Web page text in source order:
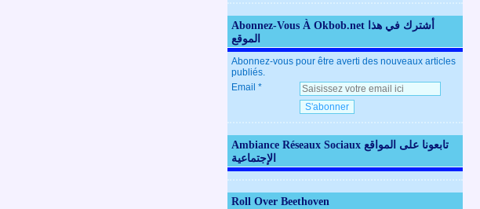
Abonnez-Vous À Okbob.net أشترك في هذا
الموقع
Abonnez-vous pour être averti des nouveaux articles
publiés.
Email
Ambiance Réseaux Sociaux تابعونا على المواقع
الإجتماعية
Roll Over Beethoven